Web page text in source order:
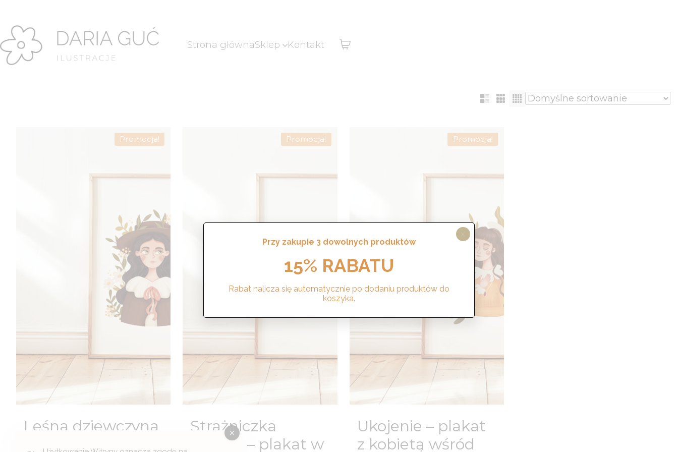
Strona głównaSklep Kontakt
Promocja!
Leśna dziewczyna
– plakat w
Promocja!
Strażniczka
światła – plakat w
Promocja!
Ukojenie – plakat
z kobietą wśród
Przy zakupie 3 dowolnych produktów
15% RABATU
Rabat nalicza się automatycznie po dodaniu produktów do
koszyka.
X